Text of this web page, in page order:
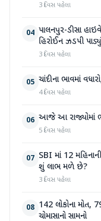
3 દિવસ પહેલા
04 પાલનપુર-ડીસા
હિરોઈન ઝડપી પાડ્યું
3 દિવસ પહેલા
05 ચાંદીના ભાવમાં
4 દિવસ પહેલા
06 આજે આ રાજ્યોમાં
5 દિવસ પહેલા
07 SBI માં 12
શું લાભ મળે છે?
3 દિવસ પહેલા
08 142 લોકોના મોત,
ચોમાસાનો સામનો